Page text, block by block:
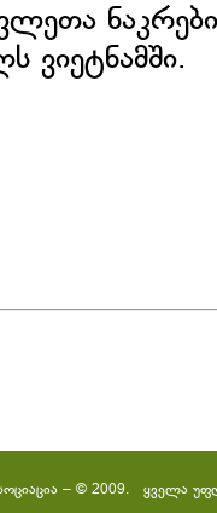
ვიეტნამში.
– © 2009. ყველა